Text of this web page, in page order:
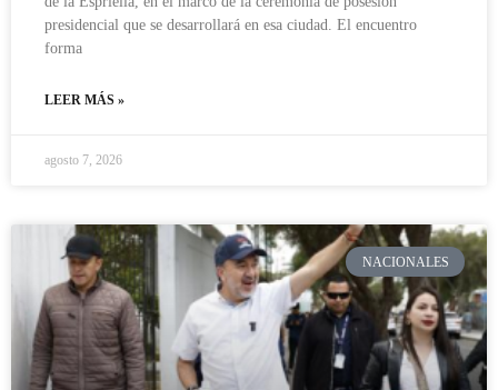
presidencial que se desarrollará en esa ciudad. El encuentro
forma
LEER MÁS »
agosto 7, 2026
NACIONALES